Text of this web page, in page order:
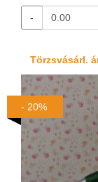
-
Törzsvásárl.
- 20%